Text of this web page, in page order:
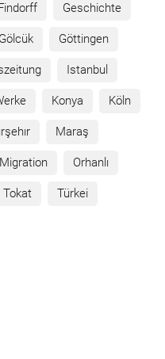
Geschichte
Gölcük Göttingen
Istanbul
Konya Köln
Maraş
Migration Orhanlı
Tokat Türkei